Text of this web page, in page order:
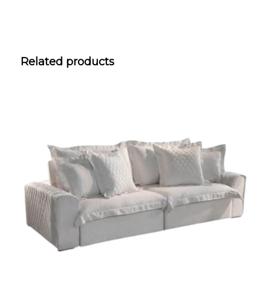
Related products